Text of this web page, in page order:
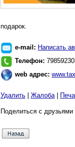
подарок.
e-mail: Написать
Телефон:
web адрес:
Удалить Жалоба|
Поделиться с